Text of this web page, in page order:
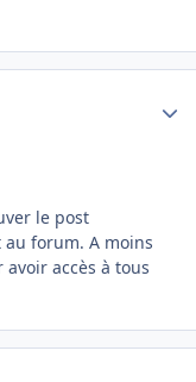
le post
forum. A moins
accès à tous